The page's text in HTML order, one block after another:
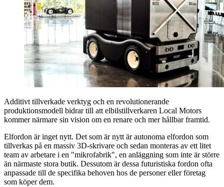
Additivt tillverkade verktyg och en revolutionerande
produktionsmodell bidrar till att elbilstillverkaren Local Motors
kommer närmare sin vision om en renare och mer hållbar framtid.
Elfordon är inget nytt. Det som är nytt är autonoma elfordon som
tillverkas på en massiv 3D-skrivare och sedan monteras av ett litet
team av arbetare i en "mikrofabrik", en anläggning som inte är större
än närmaste stora butik. Dessutom är dessa futuristiska fordon ofta
anpassade till de specifika behoven hos de personer eller företag
som köper dem.